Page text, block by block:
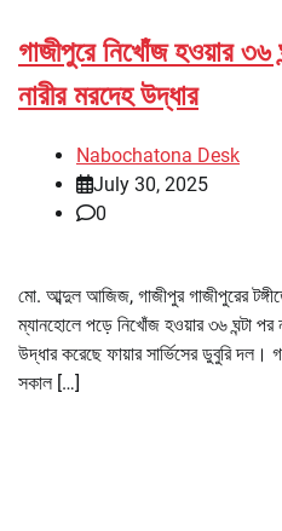
গাজীপুরে নিখোঁজ হওয়ার ৩৬
নারীর মরদেহ উদ্ধার
Nabochatona Desk
July 30, 2025
0
মো. আব্দুল আজিজ, গাজীপুর গাজীপুরের
ম্যানহোলে পড়ে নিখোঁজ হওয়ার ৩৬ ঘন্টা পর
উদ্ধার করেছে ফায়ার সার্ভিসের ডুবুরি দল।
সকাল […]